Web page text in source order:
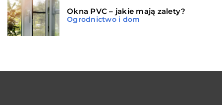
Okna PVC – jakie mają zalety?
Ogrodnictwo i dom